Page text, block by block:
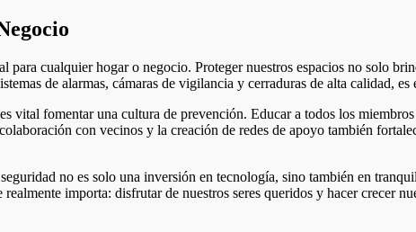
para cualquier hogar o negocio. Proteger nuestros espacios no solo
de alarmas, cámaras de vigilancia y cerraduras de alta calidad,
vital fomentar una cultura de prevención. Educar a todos los
con vecinos y la creación de redes de apoyo también
no es solo una inversión en tecnología, sino también en
importa: disfrutar de nuestros seres queridos y hacer crecer